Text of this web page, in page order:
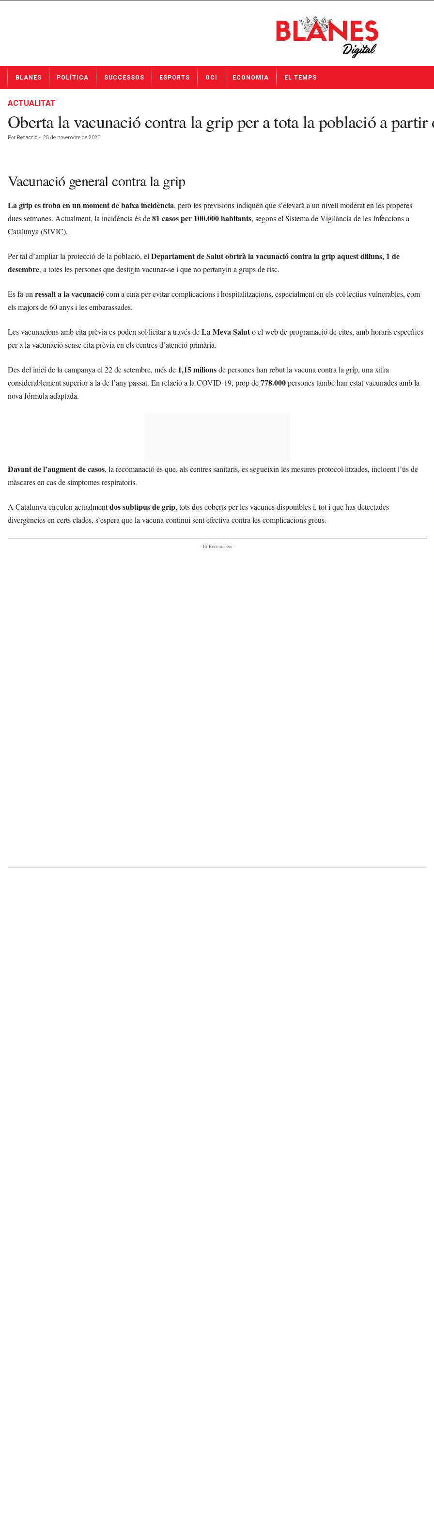
t
BLANES POLÍTICA SUCCESSOS ESPORTS OCI ECONOMIA EL TEMPS
ACTUALITAT
Oberta la vacunació contra la grip per a tota la població a
Por Redacció - 28 de novembre de 2025
Vacunació general contra la grip
La grip es troba en un moment de baixa incidència, però les previsions indiquen que s’elevarà a un nivell moderat en les properes
dues setmanes. Actualment, la incidència és de81 casos per 100.000 habitants, segons el Sistema de Vigilància de les Infeccions a
Catalunya (SIVIC).
Per tal d’ampliar la protecció de la població, el Departament de Salut obrirà la vacunació contra la grip aquest dilluns, 1 de
desembre, a totes les persones que desitgin vacunar-se i que no pertanyin a grups de risc.
Es fa un ressalt a la vacunaciócom a eina per evitar complicacions i hospitalitzacions, especialment en els col·lectius vulnerables, com
els majors de 60 anys i les embarassades.
Les vacunacions amb cita prèvia es poden sol·licitar a través deLa Meva Saluto el web de programació de cites, amb horaris específics
per a la vacunació sense cita prèvia en els centres d’atenció primària.
Des del inici de la campanya el 22 de setembre, més de 1,15 milionsde persones han rebut la vacuna contra la grip, una xifra
considerablement superior a la de l’any passat. En relació a la COVID-19, prop de778.000persones també han estat vacunades amb la
nova fórmula adaptada.
Davant de l’augment de casos, la recomanació és que, als centres sanitaris, es segueixin les mesures protocol·litzades, incloent l’ús de
màscares en cas de símptomes respiratoris.
A Catalunya circulen actualmentdos subtipus de grip, tots dos coberts per les vacunes disponibles i, tot i que has detectades
divergències en certs clades, s’espera que la vacuna continui sent efectiva contra les complicacions greus.
- Et Recomanem -